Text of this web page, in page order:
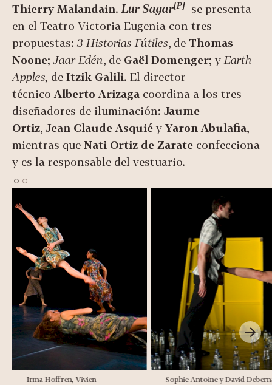
Thierry Malandain. Lur Sagar[P]
se presenta
en el Teatro Victoria Eugenia con tres
propuestas:3 Historias Fútiles, de Thomas
Noone;Jaar Edén, de Gaël Domenger; y Earth
Apples, de Itzik Galili. El director
técnico Alberto Arizaga coordina a los tres
diseñadores de iluminación: Jaume
Ortiz, Jean Claude Asquié y Yaron Abulafia,
mientras que Nati Ortiz de Zarate confecciona
y es la responsable del vestuario.
Irma Hoffren, Vivien Sophie Antoine y David